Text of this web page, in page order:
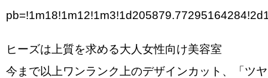
ヒーズは上質を求める大人女性向け美容室
今まで以上ワンランク上のデザインカット、「ツヤ